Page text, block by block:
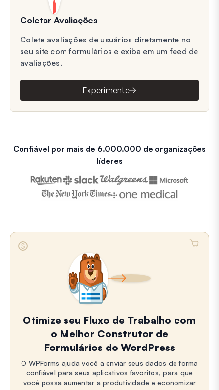
Coletar Avaliações
Colete avaliações de usuários diretamente no
seu site com formulários e exiba em um feed de
avaliações.
Experimente
Confiável por mais de 6.000.000 de organizações
líderes
Otimize seu Fluxo de Trabalho com
o Melhor Construtor de
Formulários do WordPress
O WPForms ajuda você a enviar seus dados de forma
confiável para seus aplicativos favoritos, para que
você possa aumentar a produtividade e economizar